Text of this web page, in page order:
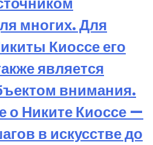
многих. Для
Киоссе его
является
внимания.
о Никите Киоссе —
в искусстве до